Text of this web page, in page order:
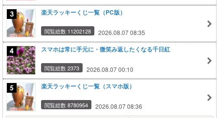
楽天ラッキーくじ一覧（PC版）
閲覧総数 11202128 2026.08.07 08:35
スマホは常に手元に・微笑み返したくなる千日紅
閲覧総数 2373 2026.08.07 00:10
楽天ラッキーくじ一覧（スマホ版）
閲覧総数 8780954 2026.08.07 08:36